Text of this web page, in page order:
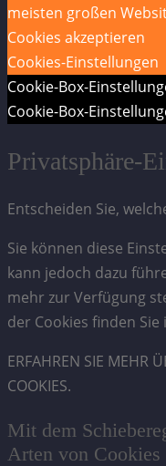
meisten großen
Cookies akzeptieren
Cookies-Einstellungen
Cookie-Box-
Cookie-Box-
Privatsphäre-
Entscheiden Sie,
Sie können diese
kann jedoch dazu
mehr zur Verfügung
der Cookies finden
ERFAHREN SIE MEHR
COOKIES.
Mit dem
Arten von